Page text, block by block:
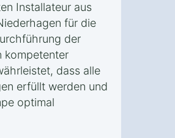
Installateur aus
für die
der
kompetenter
dass alle
erfüllt werden und
optimal